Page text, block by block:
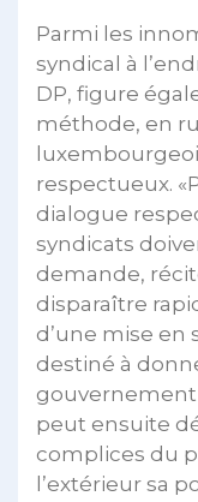
Parmi les
syndical à
DP, figure
méthode, en
respectueux.
dialogue
syndicats
demande,
disparaître
d’une mise en
destiné à
peut ensuite
complices du
l’extérieur sa